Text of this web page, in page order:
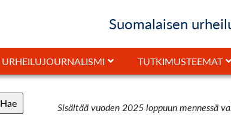
Suomalaisen
URHEILUJOURNALISMI TUTKIMUSTEEMAT
Hae Sisältää vuoden 2025 loppuun mennessä